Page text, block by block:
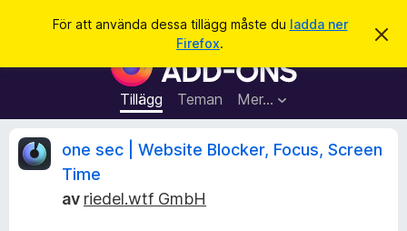
För att använda dessa tillägg måste du ladda ner
Firefox.
A
d
t
W
e
b
b
a
Tillägg Teman Mer…
Logga in
k
R
e
one sec | Website Blocker, Focus, Screen
Time
av riedel.wtf GmbH